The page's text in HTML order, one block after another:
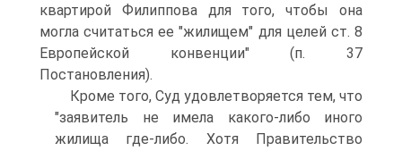
квартирой Филиппова для того, чтобы она
могла считаться ее "жилищем" для целей ст. 8
Европейской конвенции" (п. 37
Постановления).
Кроме того, Суд удовлетворяется тем, что
"заявитель не имела какого-либо иного
жилища где-либо. Хотя Правительство